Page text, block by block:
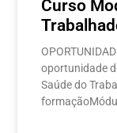
Curso
oportunidade
Saúde do